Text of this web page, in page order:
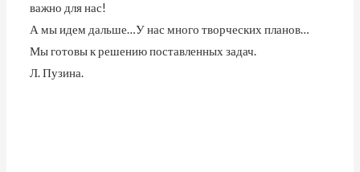
важно для нас!
А мы идем дальше…У нас много творческих планов…
Мы готовы к решению поставленных задач.
Л. Пузина.